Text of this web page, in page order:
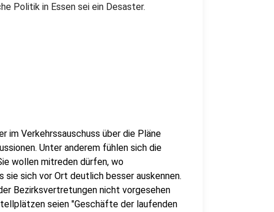
Politik in Essen sei ein Desaster.
im Verkehrssauschuss über die Pläne
Unter anderem fühlen sich die
wollen mitreden dürfen, wo
sich vor Ort deutlich besser auskennen.
Bezirksvertretungen nicht vorgesehen
seien "Geschäfte der laufenden